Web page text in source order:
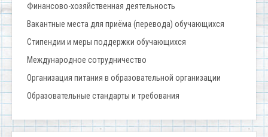
Финансово-хозяйственная деятельность
Вакантные места для приёма (перевода) обучающихся
Стипендии и меры поддержки обучающихся
Международное сотрудничество
Организация питания в образовательной организации
Образовательные стандарты и требования